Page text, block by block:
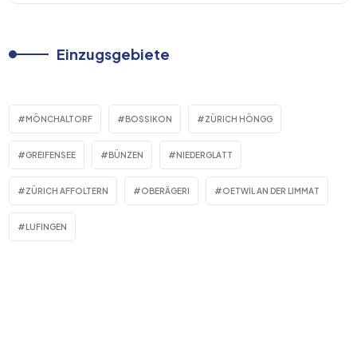
Einzugsgebiete
MÖNCHALTORF BOSSIKON ZÜRICH HÖNGG
GREIFENSEE BÜNZEN NIEDERGLATT
ZÜRICH AFFOLTERN OBERÄGERI OETWIL AN DER LIMMAT
LUFINGEN